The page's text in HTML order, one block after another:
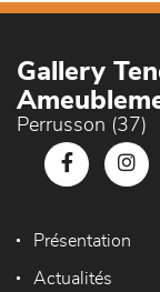
Gallery
Perrusson (37)
Présentation
Actualités